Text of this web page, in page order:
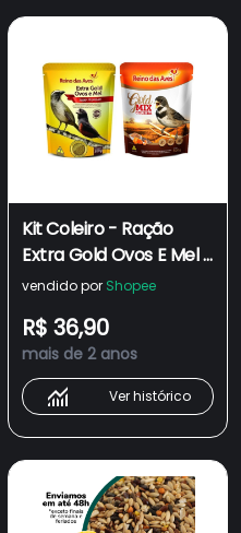
Kit Coleiro - Ração
Extra Gold Ovos E Mel +
Mistura de Sementes -
vendido por Shopee
R$ 36,90
mais de 2 anos
Ver histórico